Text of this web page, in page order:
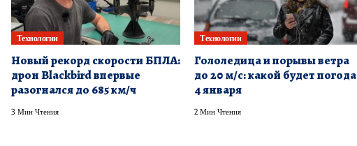
Технологии
Новый рекорд скорости БПЛА:
дрон Blackbird впервые
разогнался до 685 км/ч
3 Мин Чтения
Технологии
Гололедица и порывы ветра
до 20 м/с: какой будет погода
4 января
2 Мин Чтения